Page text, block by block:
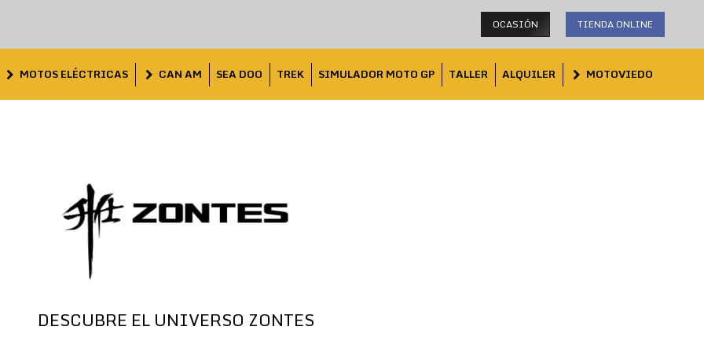
OCASIÓN TIENDA ONLINE
MOTOS ELÉCTRICAS CAN AM SEA DOO TREK SIMULADOR MOTO GP TALLER ALQUILER MOTOVIEDO
DESCUBRE EL UNIVERSO ZONTES